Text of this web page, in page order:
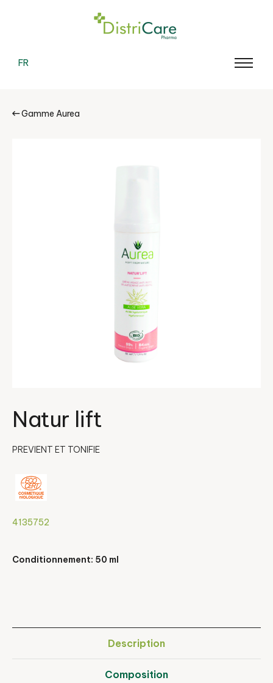
FR
Gamme Aurea
Natur lift
PREVIENT ET TONIFIE
4135752
Conditionnement: 50 ml
Description
Composition